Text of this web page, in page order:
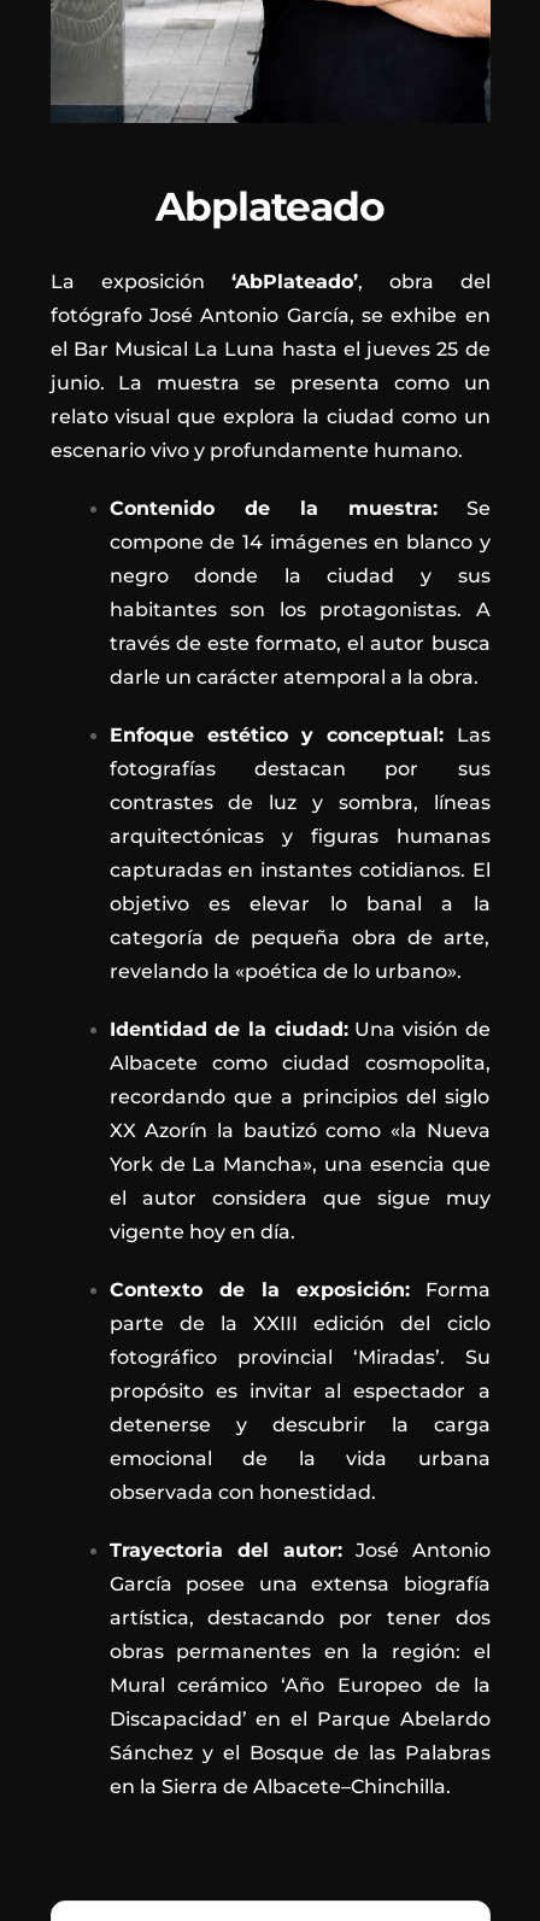
Abplateado
La exposición ‘AbPlateado’, obra del
fotógrafo José Antonio García, se exhibe en
el Bar Musical La Luna hasta el jueves 25 de
junio. La muestra se presenta como un
relato visual que explora la ciudad como un
escenario vivo y profundamente humano.
Contenido de la muestra:Se
compone de 14 imágenes en blanco y
negro donde la ciudad y sus
habitantes son los protagonistas. A
través de este formato, el autor busca
darle un carácter atemporal a la obra.
Enfoque estético y conceptual: Las
fotografías destacan por sus
contrastes de luz y sombra, líneas
arquitectónicas y figuras humanas
capturadas en instantes cotidianos. El
objetivo es elevar lo banal a la
categoría de pequeña obra de arte,
revelando la «poética de lo urbano».
Identidad de la ciudad:Una visión de
Albacete como ciudad cosmopolita,
recordando que a principios del siglo
XX Azorín la bautizó como «la Nueva
York de La Mancha», una esencia que
el autor considera que sigue muy
vigente hoy en día.
Contexto de la exposición:Forma
parte de la XXIII edición del ciclo
fotográfico provincial ‘Miradas’. Su
propósito es invitar al espectador a
detenerse y descubrir la carga
emocional de la vida urbana
observada con honestidad.
Trayectoria del autor:José Antonio
García posee una extensa biografía
artística, destacando por tener dos
obras permanentes en la región: el
Mural cerámico ‘Año Europeo de la
Discapacidad’ en el Parque Abelardo
Sánchez y el Bosque de las Palabras
en la Sierra de Albacete–Chinchilla.